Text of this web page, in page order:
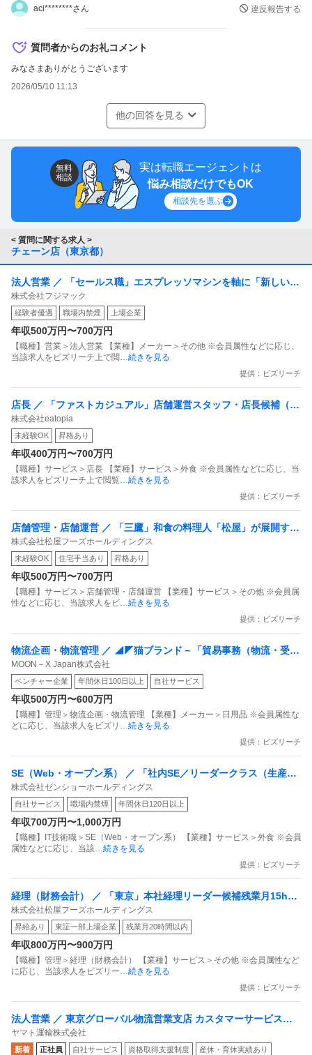
aci********さん 違反報告する
質問者からのお礼コメント
みなさまありがとうございます
2026/05/10 11:13
他の回答を見る
無料
相談
実は転職エージェントは
悩み相談だけでもOK
相談先を選ぶ
< 質問に関する求人 >
チェーン店（東京都）
法人営業 ／ 「セールス職」エスプレッソマシンを軸に「新しいカ
フェ文化」を一緒に創りましょう
株式会社フジマック
経験者優遇 職場内禁煙 上場企業
年収500万円〜700万円
【職種】営業＞法人営業 【業種】メーカー＞その他 ※会員属性などに応じ、
当該求人をビズリーチ上で閲…続きを見る
提供：ビズリーチ
店長 ／ 「ファストカジュアル」店舗運営スタッフ・店長候補（一
般〜管理職）
株式会社eatopia
未経験OK 昇格あり
年収400万円〜700万円
【職種】サービス＞店長 【業種】サービス＞外食 ※会員属性などに応じ、当
該求人をビズリーチ上で閲覧…続きを見る
提供：ビズリーチ
店舗管理・店舗運営 ／ 「三鷹」和食の料理人「松屋」が展開する
鮨割烹年休116日借り上げ社宅あり
株式会社松屋フーズホールディングス
未経験OK 住宅手当あり 昇格あり
年収500万円〜700万円
【職種】サービス＞店舗管理・店舗運営 【業種】サービス＞その他 ※会員属
性などに応じ、当該求人をビ…続きを見る
提供：ビズリーチ
物流企画・物流管理 ／ ◢◤猫ブランド－「貿易事務（物流・受発
注）」猫壱ブランドを世界に広げる／語学力を活かせる仕事
MOON－X Japan株式会社
ベンチャー企業 年間休日100日以上 自社サービス
年収500万円〜600万円
【職種】管理＞物流企画・物流管理 【業種】メーカー＞日用品 ※会員属性な
どに応じ、当該求人をビズリ …続きを見る
提供：ビズリーチ
SE（Web・オープン系） ／ 「社内SE／リーダークラス（生産・
物流管理システム新規構築）」国内の外食企業トップクラス／IT
へ惜しまない投資／自身がやりたいことをかたちにできます／す
き家・はま寿司のゼンショー
株式会社ゼンショーホールディングス
自社サービス 職場内禁煙 年間休日120日以上
年収700万円〜1,000万円
【職種】IT技術職＞SE（Web・オープン系） 【業種】サービス＞外食 ※会員
属性などに応じ、当該…続きを見る
提供：ビズリーチ
経理（財務会計） ／ 「東京」本社経理リーダー候補残業月15h／
東証プライム上場・「松屋」などを展開／連結決算や開示業務
株式会社松屋フーズホールディングス
昇給あり 東証一部上場企業 残業月20時間以内
年収800万円〜900万円
【職種】管理＞経理（財務会計） 【業種】サービス＞その他 ※会員属性など
に応じ、当該求人をビズリー…続きを見る
提供：ビズリーチ
法人営業 ／ 東京グローバル物流営業支店 カスタマーサービス担
当
ヤマト運輸株式会社
新着 正社員 自社サービス 資格取得支援制度 産休・育休実績あり